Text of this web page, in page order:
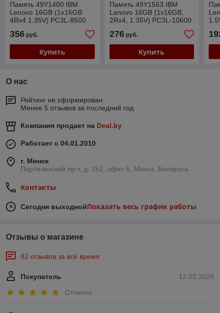
Память 49Y1400 IBM
Lenovo 16GB (1x16GB
4Rx4 1.35V) PC3L-8500
CL7 ECC DDR3 1066MHz
LP
356 руб.
Купить
Память 49Y1563 IBM
Lenovo 16GB (1x16GB,
2Rx4, 1.35V) PC3L-10600
CL9 ECC DDR3 1333MHz
LP
276руб.
Купить
О нас
Рейтинг не сформирован
Менее 5 отзывов за последний год
Компания продает на Deal.by
Работает с 04.01.2010
г. Минск
Партизанский пр-т, д. 152, офис 6, Минск, Беларусь
Контакты
Сегодня выходнойПоказать весь график работы
Отзывы о магазине
82 отзывов за всё время
12.02.2026
Покупатель
Отлично